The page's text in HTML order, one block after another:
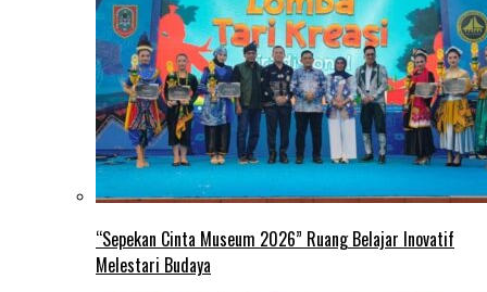
“Sepekan Cinta Museum 2026” Ruang Belajar Inovatif
Melestari Budaya